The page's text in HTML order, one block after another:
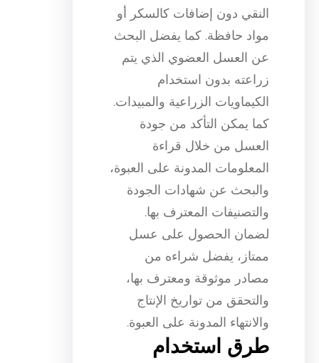
النقي دون إضافات كالسكر أو
مواد حافظة. كما يفضل البحث
عن العسل العضوي الذي يتم
زراعته بدون استخدام
الكيماويات الزراعية والمبيدات.
كما يمكن التأكد من جودة
العسل من خلال قراءة
المعلومات المدونة على العبوة،
والبحث عن شهادات الجودة
والتصنيفات المعترف بها.
لضمان الحصول على عسل
ممتاز، يفضل شراءه من
مصادر موثوقة ومعترف بها،
والتحقق من تواريخ الإنتاج
والانتهاء المدونة على العبوة.
طرق استخدام